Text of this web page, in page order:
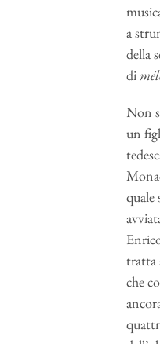
a
della
di
Non
un
quale
tratta
che